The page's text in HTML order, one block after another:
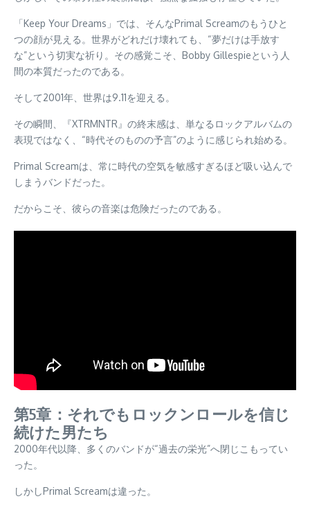
「Keep Your Dreams」では、そんなPrimal Screamのもうひと
つの顔が見える。世界がどれだけ壊れても、“夢だけは手放す
な”という切実な祈り。その感覚こそ、Bobby Gillespieという人
間の本質だったのである。
そして2001年、世界は9.11を迎える。
その瞬間、『XTRMNTR』の終末感は、単なるロックアルバムの
表現ではなく、“時代そのものの予言”のように感じられ始める。
Primal Screamは、常に時代の空気を敏感すぎるほど吸い込んで
しまうバンドだった。
だからこそ、彼らの音楽は危険だったのである。
第5章：それでもロックンロールを信じ
続けた男たち
2000年代以降、多くのバンドが“過去の栄光”へ閉じこもってい
った。
しかしPrimal Screamは違った。